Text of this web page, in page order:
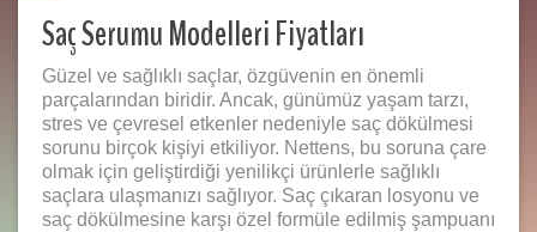
Saç Serumu Modelleri Fiyatları
Güzel ve sağlıklı saçlar, özgüvenin en önemli
parçalarından biridir. Ancak, günümüz yaşam tarzı,
stres ve çevresel etkenler nedeniyle saç dökülmesi
sorunu birçok kişiyi etkiliyor. Nettens, bu soruna çare
olmak için geliştirdiği yenilikçi ürünlerle sağlıklı
saçlara ulaşmanızı sağlıyor. Saç çıkaran losyonu ve
saç dökülmesine karşı özel formüle edilmiş şampuanı